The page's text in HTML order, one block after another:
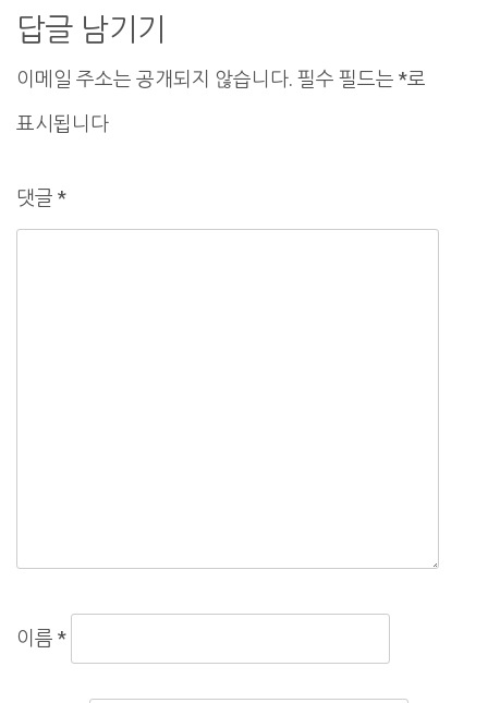
게
이
션
답글 남기기
이메일 주소는 공개되지 않습니다. 필수 필드는 *로
표시됩니다
댓글 *
이름 *